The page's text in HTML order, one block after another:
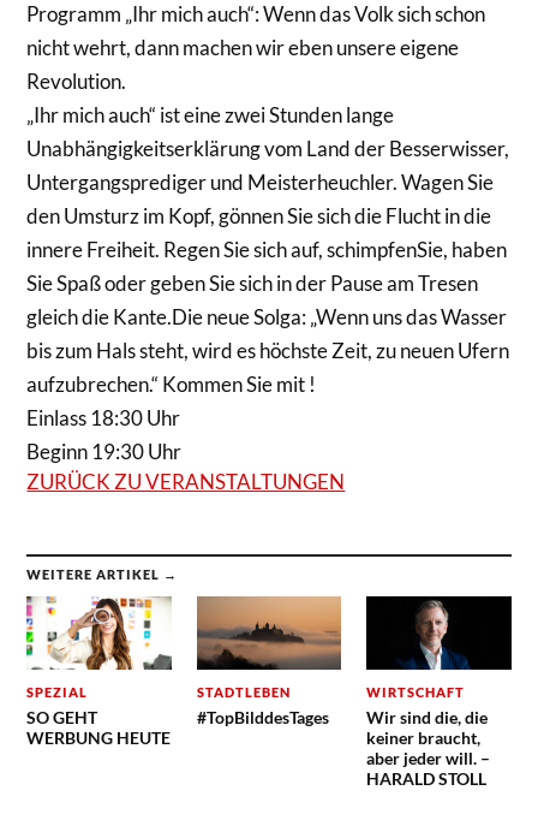
Programm „Ihr mich auch“: Wenn das Volk sich schon
nicht wehrt, dann machen wir eben unsere eigene
Revolution.
„Ihr mich auch“ ist eine zwei Stunden lange
Unabhängigkeitserklärung vom Land der Besserwisser,
Untergangsprediger und Meisterheuchler. Wagen Sie
den Umsturz im Kopf, gönnen Sie sich die Flucht in die
innere Freiheit. Regen Sie sich auf, schimpfenSie, haben
Sie Spaß oder geben Sie sich in der Pause am Tresen
gleich die Kante.Die neue Solga: „Wenn uns das Wasser
bis zum Hals steht, wird es höchste Zeit, zu neuen Ufern
aufzubrechen.“ Kommen Sie mit !
Einlass 18:30 Uhr
Beginn 19:30 Uhr
ZURÜCK ZU VERANSTALTUNGEN
WEITERE ARTIKEL →
SPEZIAL
SO GEHT
WERBUNG HEUTE
STADTLEBEN
#TopBilddesTages
WIRTSCHAFT
Wir sind die, die
keiner braucht,
aber jeder will. –
HARALD STOLL